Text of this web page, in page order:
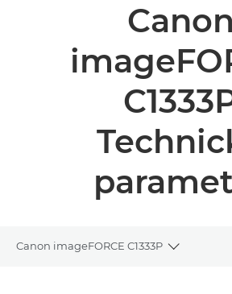
Podnikové produkty
Tlačiarne
Canon
Canon imageFORCE C1333P
Toggle